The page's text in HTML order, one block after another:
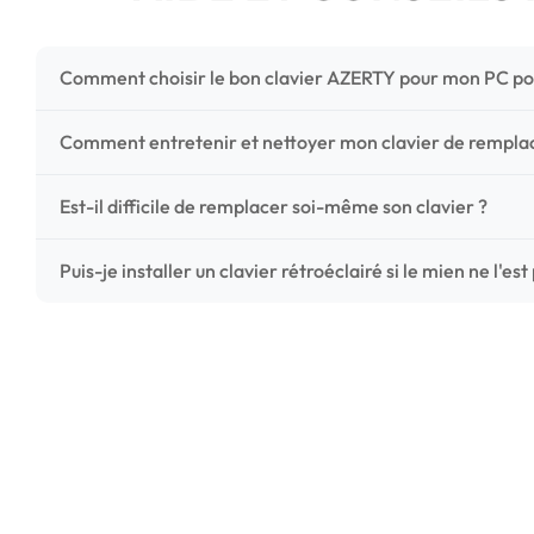
Comment choisir le bon clavier AZERTY pour mon PC
Pour ne pas vous tromper, vérifiez trois points critiques
Comment entretenir et nettoyer mon clavier de
Un entretien régulier prolonge la vie de vos touches.
Est-il difficile de remplacer soi-même son clavier ?
C'est une réparation accessible et très économique !
Puis-je installer un clavier rétroéclairé si le mien ne l'est